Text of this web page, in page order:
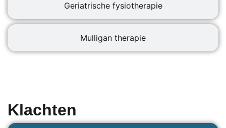
Geriatrische fysiotherapie
Mulligan therapie
Klachten